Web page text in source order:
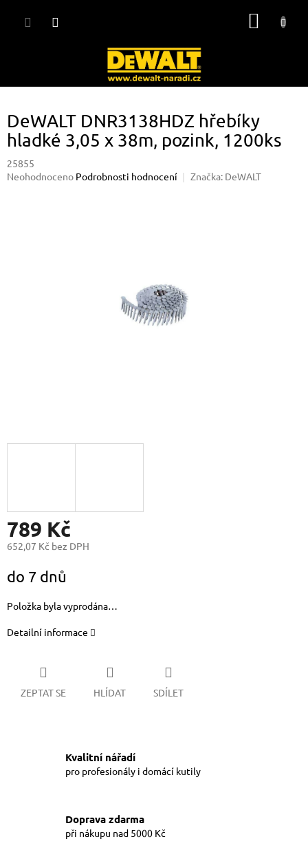
DeWALT DNR3138HDZ hřebíky
hladké 3,05 x 38m, pozink, 1200ks
25855
Průměrné
Neohodnoceno Podrobnosti hodnocení Značka: DeWALT
789 Kč
652,07 Kč bez DPH
cena:
do 7 dnů
Položka byla vyprodána…
Detailní informace
ZEPTAT SE HLÍDAT SDÍLET
Kvalitní nářadí
pro profesionály i domácí kutily
Doprava zdarma
při nákupu nad 5000 Kč